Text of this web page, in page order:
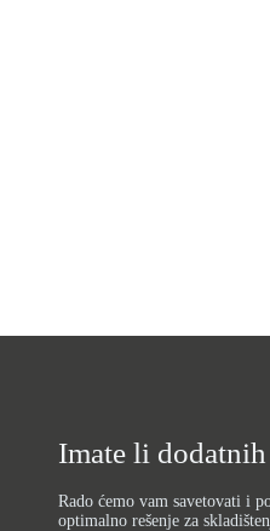
Imate li
Rado ćemo vam savetovati i
optimalno rešenje za